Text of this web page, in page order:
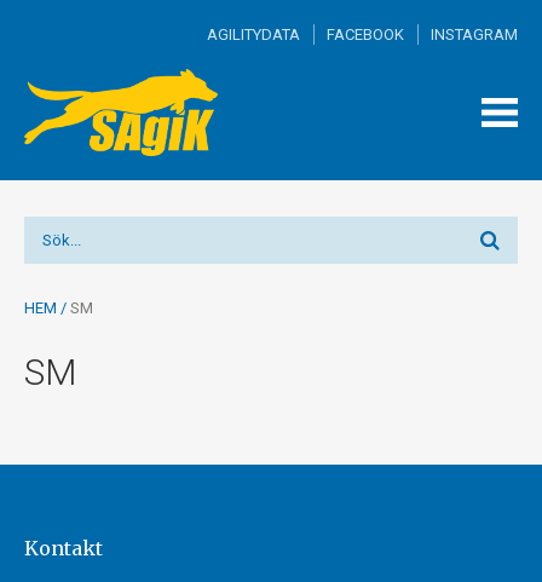
AGILITYDATA FACEBOOK INSTAGRAM
HEM / SM
SM
Kontakt